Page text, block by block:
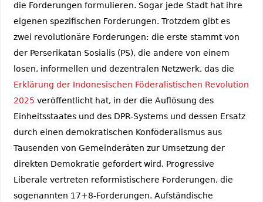
die Forderungen formulieren. Sogar jede Stadt hat ihre
eigenen spezifischen Forderungen. Trotzdem gibt es
zwei revolutionäre Forderungen: die erste stammt von
der Perserikatan Sosialis (PS), die andere von einem
losen, informellen und dezentralen Netzwerk, das die
Erklärung der Indonesischen Föderalistischen Revolution
2025 veröffentlicht hat, in der die Auflösung des
Einheitsstaates und des DPR-Systems und dessen Ersatz
durch einen demokratischen Konföderalismus aus
Tausenden von Gemeinderäten zur Umsetzung der
direkten Demokratie gefordert wird. Progressive
Liberale vertreten reformistischere Forderungen, die
sogenannten 17+8-Forderungen. Aufständische